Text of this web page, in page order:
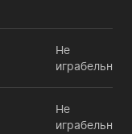
Не
играбельно
Не
играбельно